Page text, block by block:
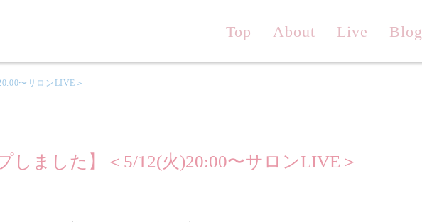
Top About Live Blog
〜サロンLIVE＞
しました】＜5/12(火)20:00〜サロンLIVE＞